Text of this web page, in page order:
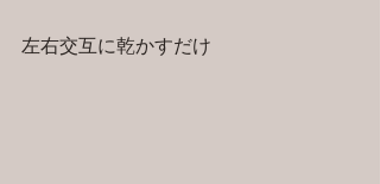
左右交互に乾かすだけ